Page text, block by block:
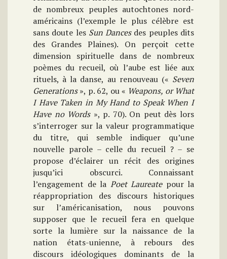
de nombreux peuples autochtones nord-
américains (l’exemple le plus célèbre est
sans doute les Sun Dancesdes peuples dits
des Grandes Plaines). On perçoit cette
dimension spirituelle dans de nombreux
poèmes du recueil, où l’aube est liée aux
rituels, à la danse, au renouveau (« Seven
Generations», p. 62, ou « Weapons, or What
I Have Taken in My Hand to Speak When I
Have no Words », p. 70). On peut dès lors
s’interroger sur la valeur programmatique
du titre, qui semble indiquer qu’une
nouvelle parole – celle du recueil ? – se
propose d’éclairer un récit des origines
jusqu’ici obscurci. Connaissant
l’engagement de la Poet Laureatepour la
réappropriation des discours historiques
sur l’américanisation, nous pouvons
supposer que le recueil fera en quelque
sorte la lumière sur la naissance de la
nation états-unienne, à rebours des
discours idéologiques dominants de la